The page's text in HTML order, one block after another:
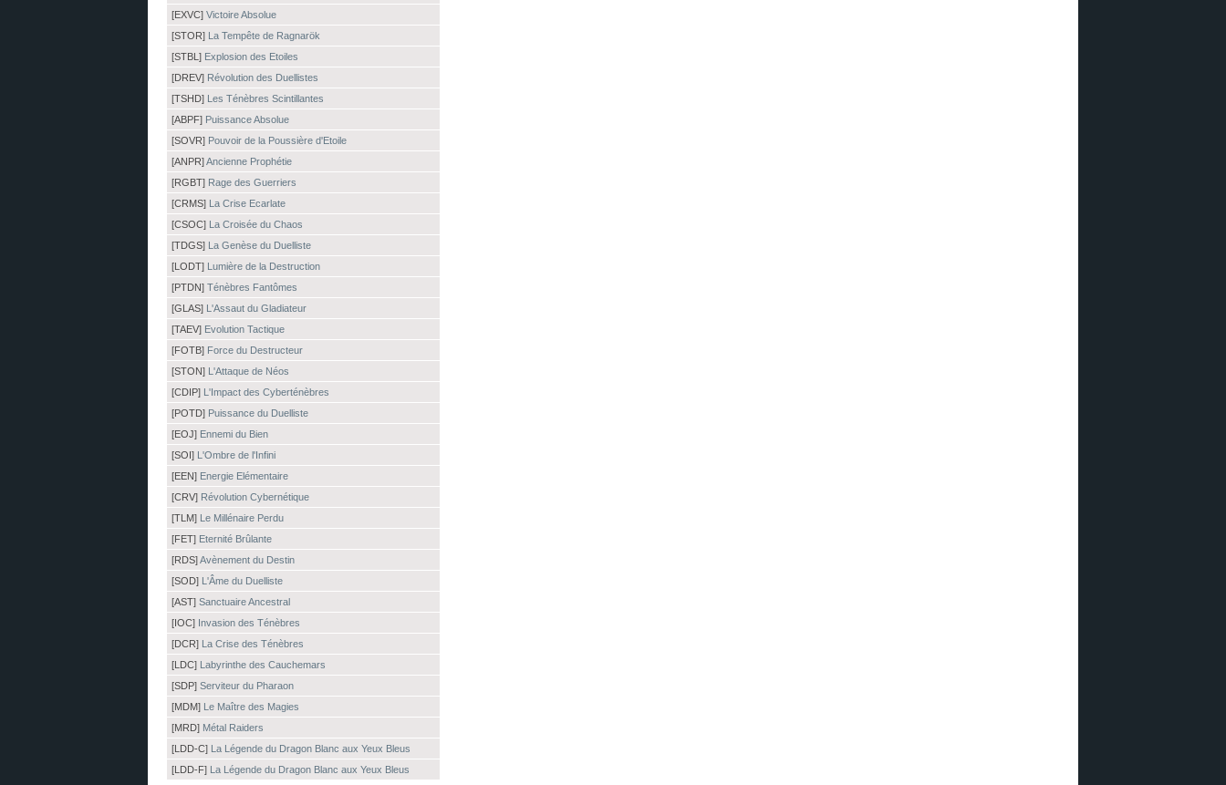
[EXVC] Victoire Absolue
[STOR] La Tempête de Ragnarök
[STBL] Explosion des Etoiles
[DREV] Révolution des Duellistes
[TSHD] Les Ténèbres Scintillantes
[ABPF] Puissance Absolue
[SOVR] Pouvoir de la Poussière d'Etoile
[ANPR]Ancienne Prophétie
[RGBT] Rage des Guerriers
[CRMS] La Crise Ecarlate
[CSOC] La Croisée du Chaos
[TDGS] La Genèse du Duelliste
[LODT] Lumière de la Destruction
[PTDN] Ténèbres Fantômes
[GLAS] L'Assaut du Gladiateur
[TAEV] Evolution Tactique
[FOTB] Force du Destructeur
[STON] L'Attaque de Néos
[CDIP] L'Impact des Cyberténèbres
[POTD] Puissance du Duelliste
[EOJ] Ennemi du Bien
[SOI] L'Ombre de l'Infini
[EEN] Energie Elémentaire
[CRV] Révolution Cybernétique
[TLM] Le Millénaire Perdu
[FET] Eternité Brûlante
[RDS]Avènement du Destin
[SOD] L'Âme du Duelliste
[AST] Sanctuaire Ancestral
[IOC] Invasion des Ténèbres
[DCR] La Crise des Ténèbres
[LDC] Labyrinthe des Cauchemars
[SDP] Serviteur du Pharaon
[MDM] Le Maître des Magies
[MRD] Métal Raiders
[LDD-C] La Légende du Dragon Blanc aux Yeux Bleus
[LDD-F] La Légende du Dragon Blanc aux Yeux Bleus